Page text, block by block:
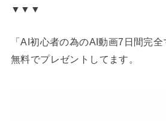
▼▼▼
「AI初心者の為のAI動画7日間完
無料でプレゼントしてます。